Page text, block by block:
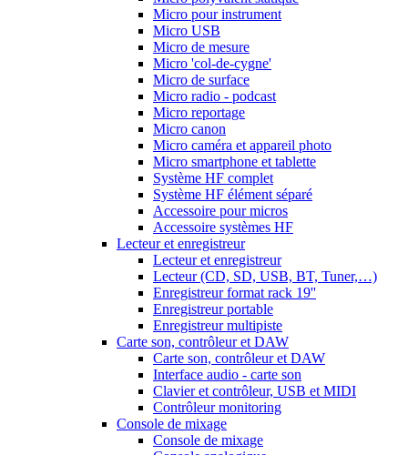
Micro pour instrument
Micro USB
Micro de mesure
Micro 'col-de-cygne'
Micro de surface
Micro radio - podcast
Micro reportage
Micro canon
Micro caméra et appareil photo
Micro smartphone et tablette
Système HF complet
Système HF élément séparé
Accessoire pour micros
Accessoire systèmes HF
Lecteur et enregistreur
Lecteur et enregistreur
Lecteur (CD, SD, USB, BT, Tuner,…)
Enregistreur format rack 19''
Enregistreur portable
Enregistreur multipiste
Carte son, contrôleur et DAW
Carte son, contrôleur et DAW
Interface audio - carte son
Clavier et contrôleur, USB et MIDI
Contrôleur monitoring
Console de mixage
Console de mixage